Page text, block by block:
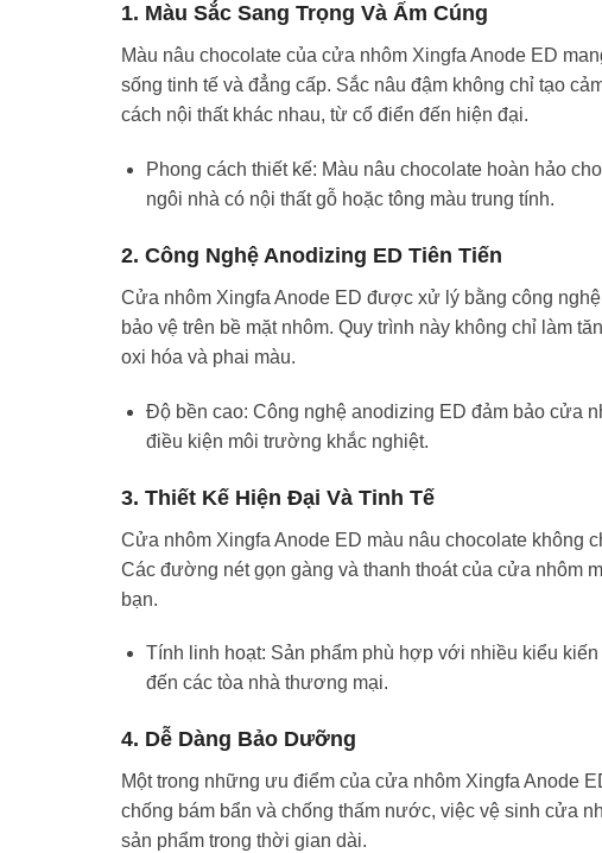
1. Màu Sắc Sang Trọng Và Ấm Cúng
Màu nâu chocolate của cửa nhôm Xingfa Anode ED
sống tinh tế và đẳng cấp. Sắc nâu đậm không chỉ tạo
cách nội thất khác nhau, từ cổ điển đến hiện đại.
Phong cách thiết kế: Màu nâu chocolate hoàn hảo
ngôi nhà có nội thất gỗ hoặc tông màu trung tính.
2. Công Nghệ Anodizing ED Tiên Tiến
Cửa nhôm Xingfa Anode ED được xử lý bằng công
bảo vệ trên bề mặt nhôm. Quy trình này không chỉ làm
oxi hóa và phai màu.
Độ bền cao: Công nghệ anodizing ED đảm bảo cửa
điều kiện môi trường khắc nghiệt.
3. Thiết Kế Hiện Đại Và Tinh Tế
Cửa nhôm Xingfa Anode ED màu nâu chocolate không
Các đường nét gọn gàng và thanh thoát của cửa nhôm
bạn.
Tính linh hoạt: Sản phẩm phù hợp với nhiều kiểu
đến các tòa nhà thương mại.
4. Dễ Dàng Bảo Dưỡng
Một trong những ưu điểm của cửa nhôm Xingfa Anode
chống bám bẩn và chống thấm nước, việc vệ sinh cửa
sản phẩm trong thời gian dài.